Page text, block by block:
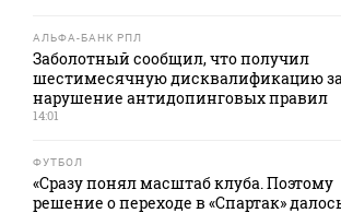
АЛЬФА-БАНК РПЛ
Заболотный сообщил, что получил
шестимесячную дисквалификацию
нарушение антидопинговых правил
14:01
ФУТБОЛ
«Сразу понял масштаб клуба. Поэтому
решение о переходе в «Спартак»